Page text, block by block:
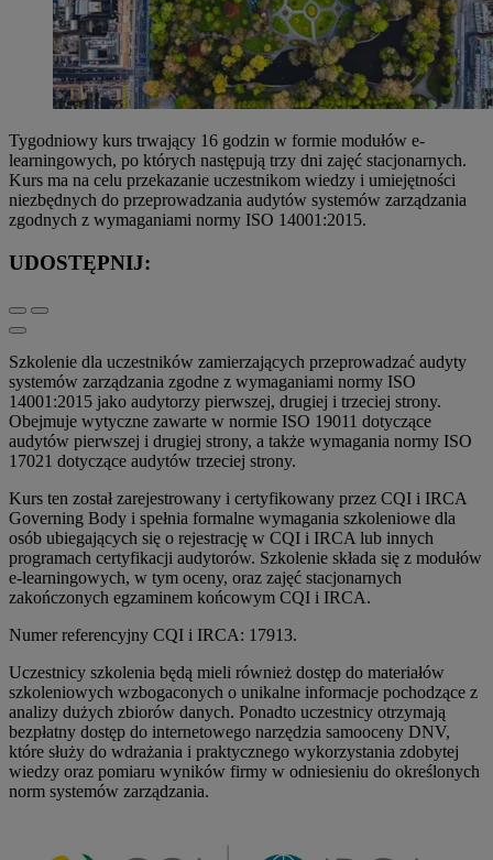
Tygodniowy kurs trwający 16 godzin w formie modułów e-
learningowych, po których następują trzy dni zajęć stacjonarnych.
Kurs ma na celu przekazanie uczestnikom wiedzy i umiejętności
niezbędnych do przeprowadzania audytów systemów zarządzania
zgodnych z wymaganiami normy ISO 14001:2015.
UDOSTĘPNIJ:
Szkolenie dla uczestników zamierzających przeprowadzać audyty
systemów zarządzania zgodne z wymaganiami normy ISO
14001:2015 jako audytorzy pierwszej, drugiej i trzeciej strony.
Obejmuje wytyczne zawarte w normie ISO 19011 dotyczące
audytów pierwszej i drugiej strony, a także wymagania normy ISO
17021 dotyczące audytów trzeciej strony.
Kurs ten został zarejestrowany i certyfikowany przez CQI i IRCA
Governing Body i spełnia formalne wymagania szkoleniowe dla
osób ubiegających się o rejestrację w CQI i IRCA lub innych
programach certyfikacji audytorów. Szkolenie składa się z modułów
e-learningowych, w tym oceny, oraz zajęć stacjonarnych
zakończonych egzaminem końcowym CQI i IRCA.
Numer referencyjny CQI i IRCA: 17913.
Uczestnicy szkolenia będą mieli również dostęp do materiałów
szkoleniowych wzbogaconych o unikalne informacje pochodzące z
analizy dużych zbiorów danych. Ponadto uczestnicy otrzymają
bezpłatny dostęp do internetowego narzędzia samooceny DNV,
które służy do wdrażania i praktycznego wykorzystania zdobytej
wiedzy oraz pomiaru wyników firmy w odniesieniu do określonych
norm systemów zarządzania.